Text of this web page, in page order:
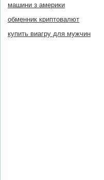
машини з америки
обменник криптовалют
купить виагру для мужчин